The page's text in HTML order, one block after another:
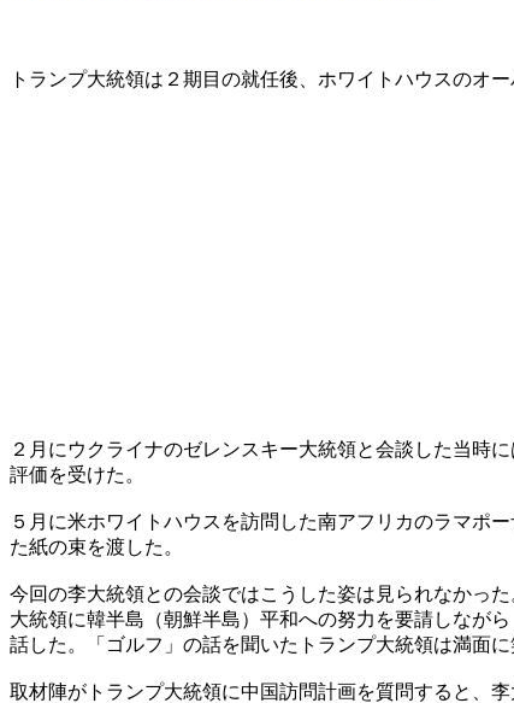
トランプ大統領は２期目の就任後、ホワイトハウスのオ
２月にウクライナのゼレンスキー大統領と会談した当時
評価を受けた。
５月に米ホワイトハウスを訪問した南アフリカのラマポ
た紙の束を渡した。
今回の李大統領との会談ではこうした姿は見られなかっ
大統領に韓半島（朝鮮半島）平和への努力を要請しなが
話した。「ゴルフ」の話を聞いたトランプ大統領は満面に
取材陣がトランプ大統領に中国訪問計画を質問すると、